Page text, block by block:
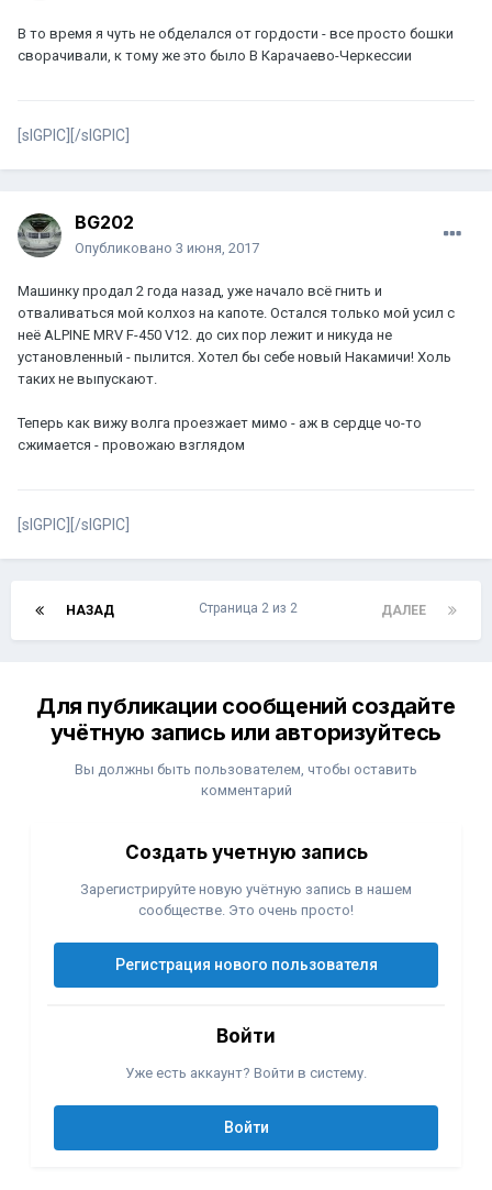
В то время я чуть не обделался от гордости - все просто бошки
сворачивали, к тому же это было В Карачаево-Черкессии
[sIGPIC][/sIGPIC]
BG202
Опубликовано 3 июня, 2017
Машинку продал 2 года назад, уже начало всё гнить и
отваливаться мой колхоз на капоте. Остался только мой усил с
неё ALPINE MRV F-450 V12. до сих пор лежит и никуда не
установленный - пылится. Хотел бы себе новый Накамичи! Холь
таких не выпускают.
Теперь как вижу волга проезжает мимо - аж в сердце чо-то
сжимается - провожаю взглядом
[sIGPIC][/sIGPIC]
НАЗАД ДАЛЕЕ
Страница 2 из 2
Для публикации сообщений создайте
учётную запись или авторизуйтесь
Вы должны быть пользователем, чтобы оставить
комментарий
Создать учетную запись
Зарегистрируйте новую учётную запись в нашем
сообществе. Это очень просто!
Регистрация нового пользователя
Войти
Уже есть аккаунт? Войти в систему.
Войти